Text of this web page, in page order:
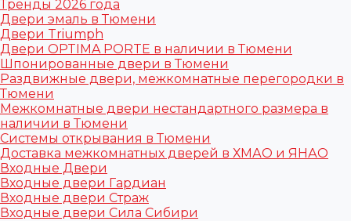
Тренды 2026 года
Двери эмаль в Тюмени
Двери Triumph
Двери OPTIMA PORTE в наличии в Тюмени
Шпонированные двери в Тюмени
Раздвижные двери, межкомнатные перегородки в
Тюмени
Межкомнатные двери нестандартного размера в
наличии в Тюмени
Системы открывания в Тюмени
Доставка межкомнатных дверей в ХМАО и ЯНАО
Входные Двери
Входные двери Гардиан
Входные двери Страж
Входные двери Сила Сибири